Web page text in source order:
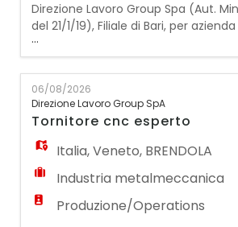
Direzione Lavoro Group Spa (Aut.
del 21/1/19), Filiale di Bari, per
specializzata nella progettazione e
realizzazione di macchine speciali
l'automazione industriale e la
ricerca: Progettista Meccanico –
Tecnico Commerciale La risorsa si
occuperà di: La figura sarà coinvolta
fase iniziale d
...
06/08/2026
Direzione Lavoro Group SpA
Tornitore cnc esperto
Italia,Veneto, BRENDOLA
Industria metalmeccanica
Produzione/Operations